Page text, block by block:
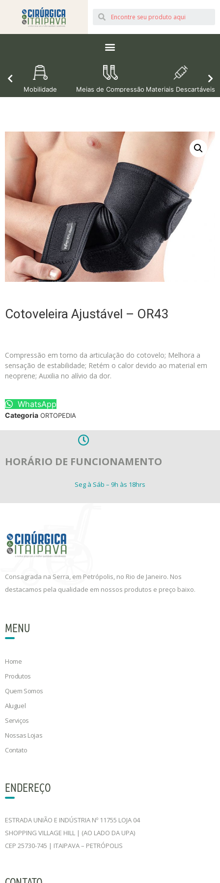
Mobilidade Meias de Compressão Materiais Descartáveis
Cotoveleira Ajustável – OR43
Compressão em torno da articulação do cotovelo; Melhora a
sensação de estabilidade; Retém o calor devido ao material em
neoprene; Auxilia no alívio da dor.
WhatsApp
Categoria ORTOPEDIA
HORÁRIO DE FUNCIONAMENTO
Seg à Sáb – 9h às 18hrs
Consagrada na Serra, em Petrópolis, no Rio de Janeiro. Nos
destacamos pela qualidade em nossos produtos e preço baixo.
MENU
Home
Produtos
Quem Somos
Aluguel
Serviços
Nossas Lojas
Contato
ENDEREÇO
ESTRADA UNIÃO E INDÚSTRIA Nº 11755 LOJA 04
SHOPPING VILLAGE HILL | (AO LADO DA UPA)
CEP 25730-745 | ITAIPAVA – PETRÓPOLIS